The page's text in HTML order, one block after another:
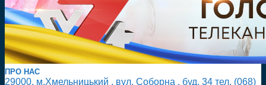
ПРО НАС
29000, м.Хмельницький , вул. Соборна , буд. 34 тел. (068)